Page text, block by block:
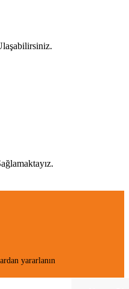
yararlanın